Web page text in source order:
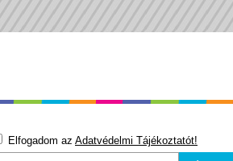
Elfogadom az Adatvédelmi Tájékoztatót!